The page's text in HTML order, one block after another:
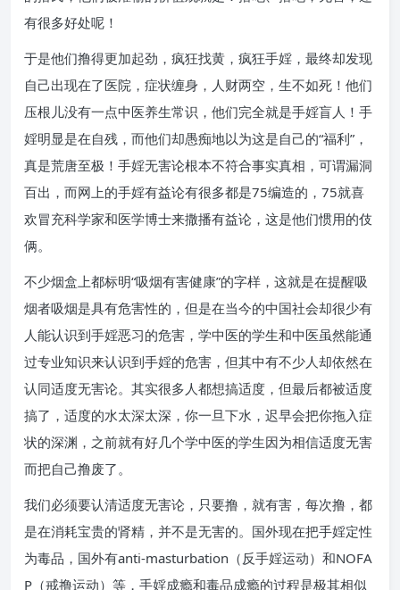
有很多好处呢！
于是他们撸得更加起劲，疯狂找黄，疯狂手婬，最终却发现
自己出现在了医院，症状缠身，人财两空，生不如死！他们
压根儿没有一点中医养生常识，他们完全就是手婬盲人！手
婬明显是在自残，而他们却愚痴地以为这是自己的“福利”，
真是荒唐至极！手婬无害论根本不符合事实真相，可谓漏洞
百出，而网上的手婬有益论有很多都是75编造的，75就喜
欢冒充科学家和医学博士来撒播有益论，这是他们惯用的伎
俩。
不少烟盒上都标明“吸烟有害健康”的字样，这就是在提醒吸
烟者吸烟是具有危害性的，但是在当今的中国社会却很少有
人能认识到手婬恶习的危害，学中医的学生和中医虽然能通
过专业知识来认识到手婬的危害，但其中有不少人却依然在
认同适度无害论。其实很多人都想搞适度，但最后都被适度
搞了，适度的水太深太深，你一旦下水，迟早会把你拖入症
状的深渊，之前就有好几个学中医的学生因为相信适度无害
而把自己撸废了。
我们必须要认清适度无害论，只要撸，就有害，每次撸，都
是在消耗宝贵的肾精，并不是无害的。国外现在把手婬定性
为毒品，国外有anti-masturbation（反手婬运动）和NOFA
P（戒撸运动）等，手婬成瘾和毒品成瘾的过程是极其相似